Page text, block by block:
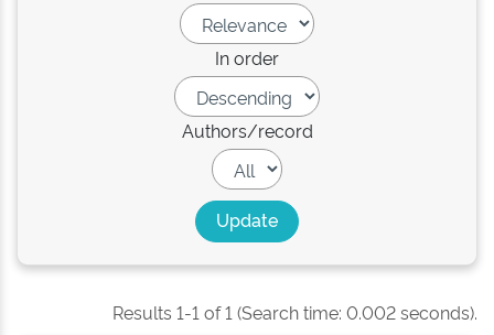
In order
Authors/record
Results 1-1 of 1 (Search time: 0.002 seconds).